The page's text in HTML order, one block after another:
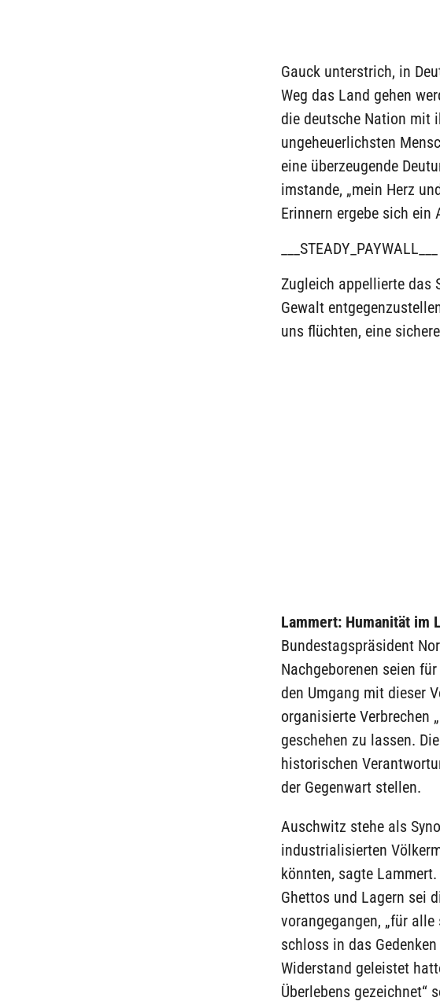
Gauck unterstrich, in
Weg das Land gehen
die deutsche Nation mit
ungeheuerlichsten
eine überzeugende
imstande, „mein Herz
Erinnern ergebe sich ein
___STEADY_PAYWALL___
Zugleich appellierte das
Gewalt
uns flüchten, eine
Lammert: Humanität im
Bundestagspräsident
Nachgeborenen seien
den Umgang mit dieser
organisierte Verbrechen
geschehen zu lassen.
historischen
der Gegenwart stellen.
Auschwitz stehe als
industrialisierten
könnten, sagte
Ghettos und Lagern sei
vorangegangen, „für
schloss in das
Widerstand geleistet
Überlebens gezeichnet“